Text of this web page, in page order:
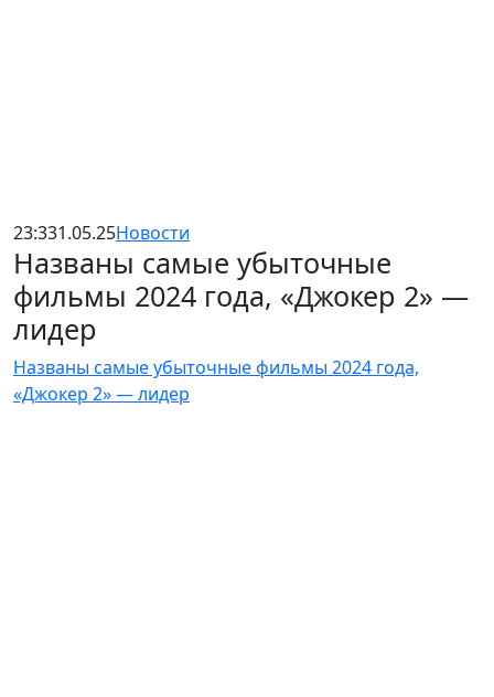
23:331.05.25Новости
Названы самые убыточные
фильмы 2024 года, «Джокер 2» —
лидер
Названы самые убыточные фильмы 2024 года,
«Джокер 2» — лидер